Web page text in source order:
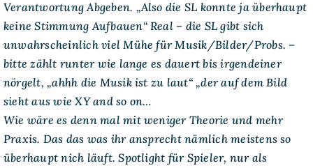
Verantwortung Abgeben. „Also die SL konnte ja überhaupt
keine Stimmung Aufbauen“ Real – die SL gibt sich
unwahrscheinlich viel Mühe für Musik/Bilder/Probs. –
bitte zählt runter wie lange es dauert bis irgendeiner
nörgelt, „ahhh die Musik ist zu laut“ „der auf dem Bild
sieht aus wie XY and so on…
Wie wäre es denn mal mit weniger Theorie und mehr
Praxis. Das das was ihr ansprecht nämlich meistens so
überhaupt nich läuft. Spotlight für Spieler, nur als